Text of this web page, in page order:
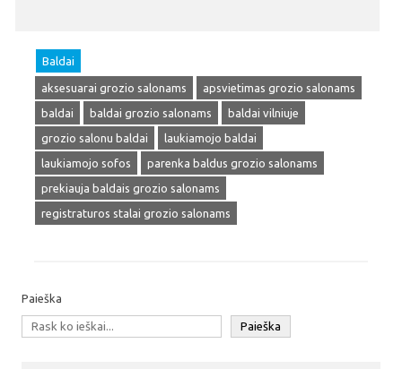
Baldai
aksesuarai grozio salonams
apsvietimas grozio salonams
baldai
baldai grozio salonams
baldai vilniuje
grozio salonu baldai
laukiamojo baldai
laukiamojo sofos
parenka baldus grozio salonams
prekiauja baldais grozio salonams
registraturos stalai grozio salonams
Paieška
Paieška